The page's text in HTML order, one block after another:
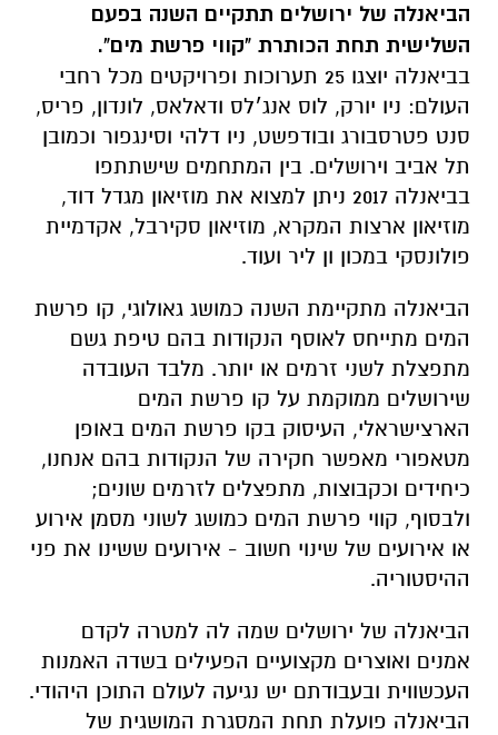
הביאנלה של ירושלים תתקיים השנה בפעם
השלישית תחת הכותרת "קווי פרשת מים".
בביאנלה יוצגו 25 תערוכות ופרויקטים מכל רחבי
העולם: ניו יורק, לוס אנג׳לס ודאלאס, לונדון, פריס,
סנט פטרסבורג ובודפשט, ניו דלהי וסינגפור וכמובן
תל אביב וירושלים. בין המתחמים שישתתפו
בביאנלה 2017 ניתן למצוא את מוזיאון מגדל דוד,
מוזיאון ארצות המקרא, מוזיאון סקירבל, אקדמיית
פולונסקי במכון ון ליר ועוד.
הביאנלה מתקיימת השנה כמושג גאולוגי, קו פרשת
המים מתייחס לאוסף הנקודות בהם טיפת גשם
מתפצלת לשני זרמים או יותר. מלבד העובדה
שירושלים ממוקמת על קו פרשת המים
הארצישראלי, העיסוק בקו פרשת המים באופן
מטאפורי מאפשר חקירה של הנקודות בהם אנחנו,
כיחידים וכקבוצות, מתפצלים לזרמים שונים;
ולבסוף, קווי פרשת המים כמושג לשוני מסמן אירוע
או אירועים של שינוי חשוב - אירועים ששינו את פני
ההיסטוריה.
הביאנלה של ירושלים שמה לה למטרה לקדם
אמנים ואוצרים מקצועיים הפעילים בשדה האמנות
העכשווית ובעבודתם יש נגיעה לעולם התוכן היהודי.
הביאנלה פועלת תחת המסגרת המושגית של